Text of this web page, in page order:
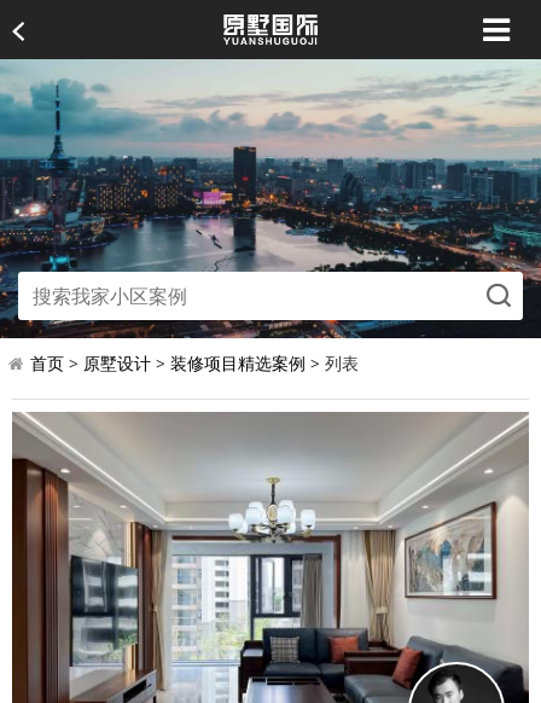
首页> 原墅设计> 装修项目精选案例 > 列表